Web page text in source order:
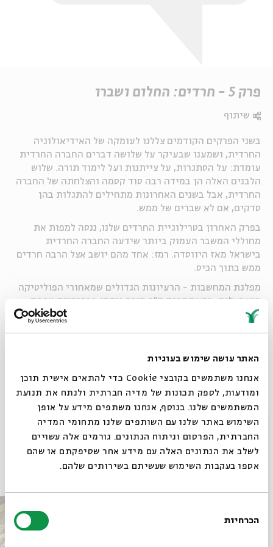
האתר עושה שימוש בעוגיות
אנחנו משתמשים בקובצי Cookie כדי להתאים אישית תוכן
ומודעות, לספק תכונות של מדיה חברתית ולנתח את תנועת
המשתמשים שלנו. בנוסף, אנחנו משתפים מידע על אופן
השימוש באתר שלנו עם השותפים שלנו מתחומי המדיה
החברתית, הפרסום וניתוח הנתונים. גורמים אלה עשויים
לשלב את הנתונים האלה עם מידע אחר שסיפקתם או שהם
אספו בעקבות השימוש שעשיתם בשירותים שלהם.
הסכמה
הכרחיות
פרק 5 - חרדים: החלום ושברו
בשני הפרקים הקודמים צללנו לעומקה של האידיאולוגיה
החרדית, ושמענו שבעיקר על שלושה דברים החברה החרדית
עומדת: על הסתגרות, על צייתנות ועל לימוד תורה. שלוש
הלבנים האלה הן במידה רבה סוד קסמה והצלחתה של החברה
החרדית, אבל בשנים האחרונות מתחילים להתגלות בהן
סדקים, אם לא שברים של ממש.
בפרק האחרון בטרילוגיית החרדים שלנו, ננסה למפות את
מחוללי המשבר העמוק ביותר שידעה החברה החרדית
בישראל מאז היווסדה. רמז: אחד מהם יושב אצל הרבה חרדים
ממש בתוך הכיס.
מפלגת המחשבות - הרעיונות הגדולים שמאחורי הפוליטיקה
הישראלית. בהשתתפות ד"ר מיכה גודמן, ובהנחיית אפרת
שפירא רוזנברג.
שיתוף
לקבלת עדכונים על פרק חדש ב- Whatsapp
Email
פרקים נוספים בסדרה
סגור